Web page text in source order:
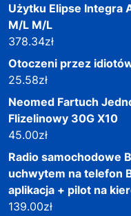
Użytku Elipse Integra
M/L M/L
378.34zł
Otoczeni przez
25.58zł
Neomed Fartuch
Flizelinowy 30G X10
45.00zł
Radio samochodowe
uchwytem na telefon
aplikacja + pilot na
139.00zł